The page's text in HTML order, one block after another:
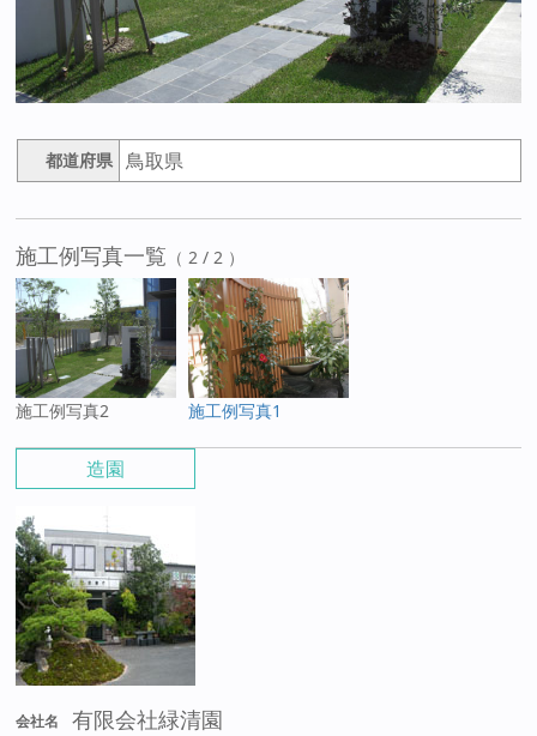
造園
会社名 有限会社緑清園
都道府県 鳥取県
施工例写真一覧 （ 2 / 2 ）
施工例写真2 施工例写真1